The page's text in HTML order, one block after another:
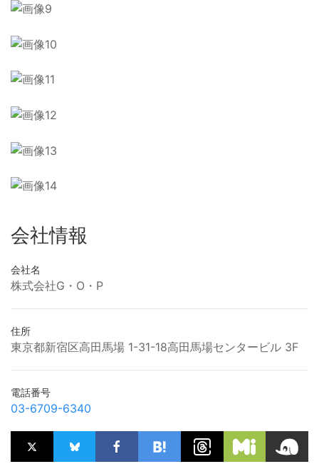
会社情報
会社名
株式会社G・O・P
住所
東京都新宿区高田馬場 1-31-18高田馬場センタービル 3F
電話番号
03-6709-6340